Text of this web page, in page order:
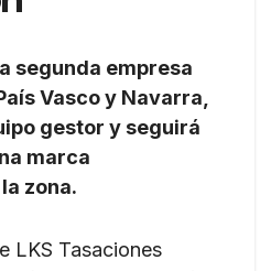
segunda empresa
Vasco y Navarra,
gestor y seguirá
marca
zona.
LKS Tasaciones